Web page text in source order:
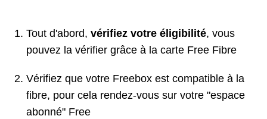
Tout d'abord, vérifiez votre éligibilité, vous
pouvez la vérifier grâce à la carte Free Fibre
Vérifiez que votre Freebox est compatible à la
fibre, pour cela rendez-vous sur votre "espace
abonné" Free